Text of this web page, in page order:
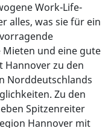
Work-Life-
alles, was sie für ein
und eine gute
zu den
Norddeutschlands
Zu den
Spitzenreiter
Hannover mit